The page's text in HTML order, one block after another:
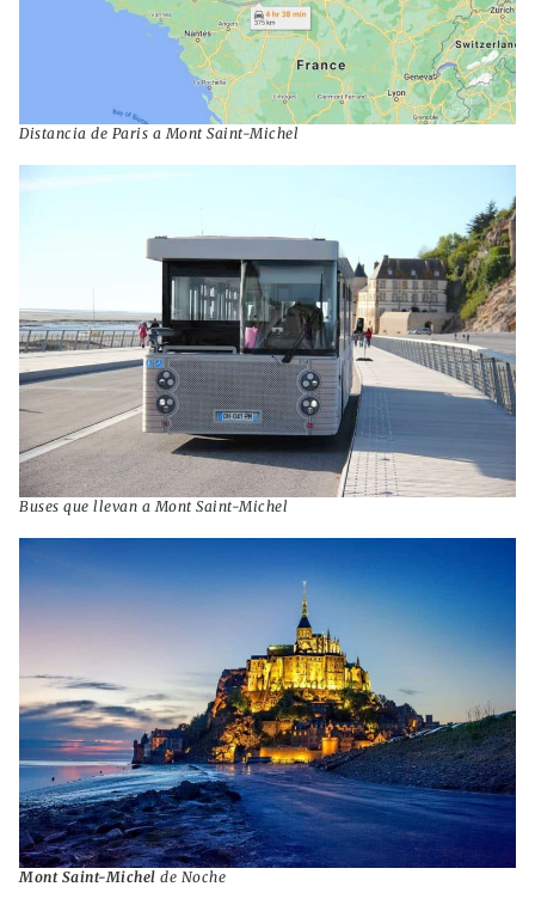
Distancia de Paris a Mont Saint-Michel
Buses que llevan a Mont Saint-Michel
Mont Saint-Michel de Noche